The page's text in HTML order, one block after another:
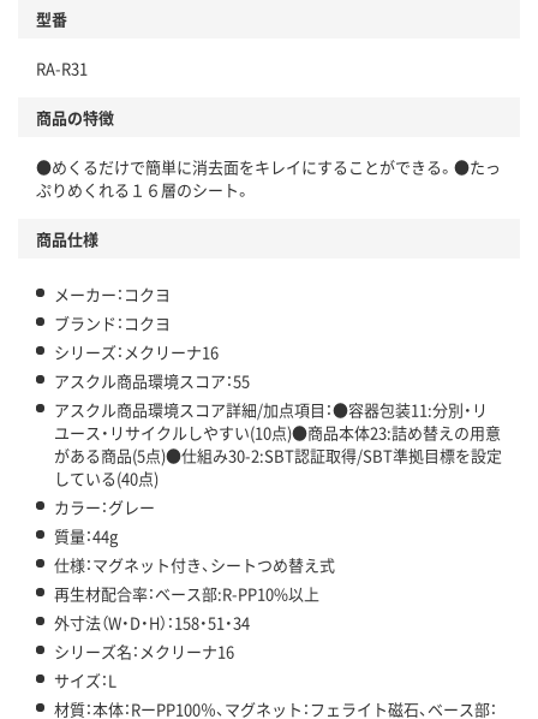
仕組
この商品の環境配慮ポイントです。下記商品詳細「
アスクル商品環境スコア詳細／加点項目
型番
RA-R31
商品の特徴
●めくるだけで簡単に消去面をキレイにすることができる。●たっ
ぷりめくれる１６層のシート。
商品仕様
メーカー：コクヨ
ブランド：コクヨ
シリーズ：メクリーナ16
アスクル商品環境スコア：55
アスクル商品環境スコア詳細/加点項目：●容器包装11:分別・リ
ユース・リサイクルしやすい(10点)●商品本体23:詰め替えの用意
がある商品(5点)●仕組み30-2:SBT認証取得/SBT準拠目標を設定
している(40点)
カラー：グレー
質量：44g
仕様：マグネット付き、シートつめ替え式
再生材配合率：ベース部:R-PP10%以上
外寸法（W・D・H）：158・51・34
シリーズ名：メクリーナ16
サイズ：L
材質：本体：RーPP100％、マグネット：フェライト磁石、ベース部：